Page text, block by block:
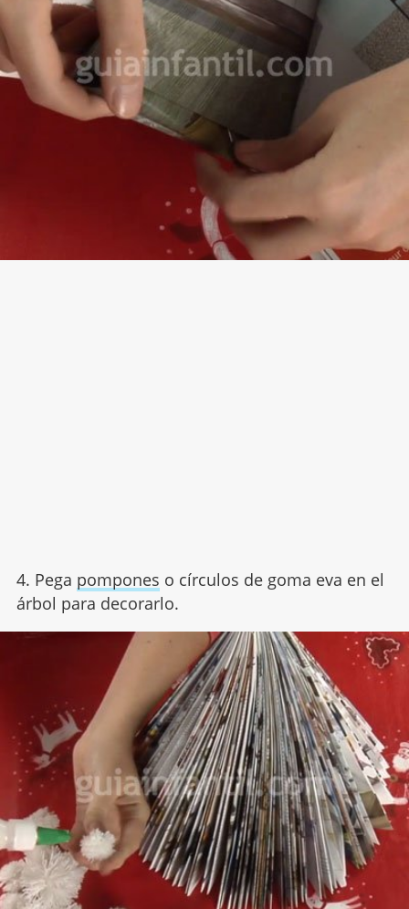
4. Pega pompones o círculos de goma eva en el
árbol para decorarlo.